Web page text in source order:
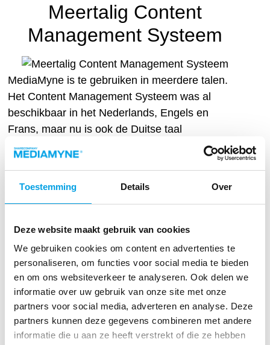
Toestemming Details Over
Deze website maakt gebruik van cookies
We gebruiken cookies om content en advertenties te
personaliseren, om functies voor social media te bieden
en om ons websiteverkeer te analyseren. Ook delen we
informatie over uw gebruik van onze site met onze
partners voor social media, adverteren en analyse. Deze
partners kunnen deze gegevens combineren met andere
informatie die u aan ze heeft verstrekt of die ze hebben
Meertalig Content
Management Systeem
MediaMyne is te gebruiken in meerdere talen.
Het Content Management Systeem was al
beschikbaar in het Nederlands, Engels en
Frans, maar nu is ook de Duitse taal
toegevoegd.
Content hergebruiken uit
het archief
archieffunctie. Hiermee kun je content die je niet
langer publiceert, een tijdje bewaren. Dit scheelt
tijd als je het na een tijdje weer opnieuw wilt
publiceren voor content dat meerdere keren per
jaar terugkomt. Zo hoef je niet telkens dezelfde
content opnieuw te maken.